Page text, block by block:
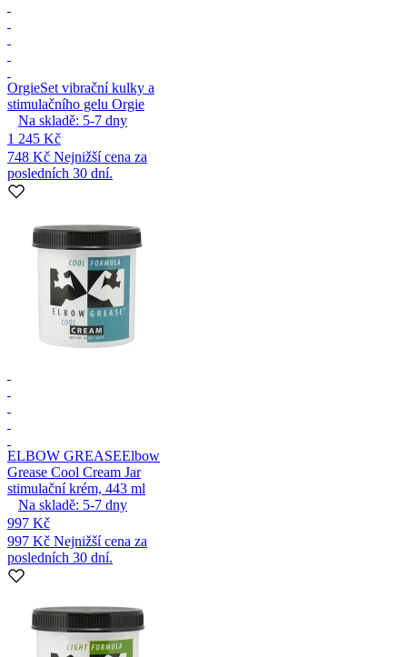
OrgieSet vibrační kulky a
stimulačního gelu Orgie
Na skladě: 5-7 dny
1 245 Kč
748 Kč Nejnižší cena za
posledních 30 dní.
ELBOW GREASEElbow
Grease Cool Cream Jar
stimulační krém, 443 ml
Na skladě: 5-7 dny
997 Kč
997 Kč Nejnižší cena za
posledních 30 dní.